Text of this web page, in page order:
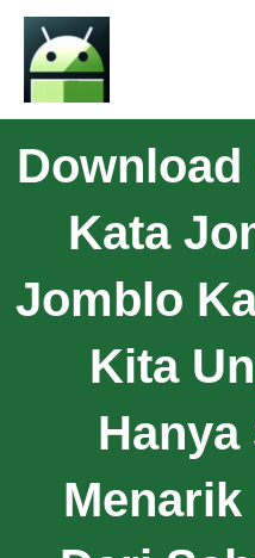
Kata
Jomblo
Kita
Hanya